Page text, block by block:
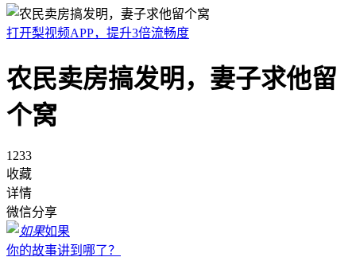
打开梨视频APP，提升3倍流畅度
农民卖房搞发明，妻子求他留
个窝
1233
收藏
详情
微信分享
如果
你的故事讲到哪了？